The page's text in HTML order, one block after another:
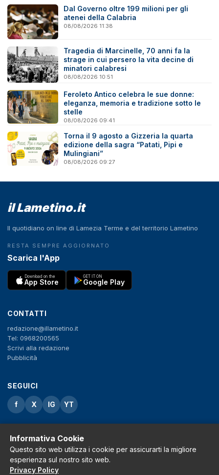
Dal Governo oltre 199 milioni per gli
atenei della Calabria
08/08/2026 11:38
Tragedia di Marcinelle, 70 anni fa la
strage in cui persero la vita decine di
minatori calabresi
08/08/2026 10:51
Feroleto Antico celebra le sue donne:
eleganza, memoria e tradizione sotto le
stelle
08/08/2026 09:41
Torna il 9 agosto a Gizzeria la quarta
edizione della sagra “Patati, Pipi e
Mulingiani”
08/08/2026 09:27
il Lametino.it
Il quotidiano on line di Lamezia Terme e del territorio Lametino
RESTA SEMPRE AGGIORNATO
Scarica l'App
Download on the
App Store
GET IT ON
Google Play
CONTATTI
redazione@illametino.it
Tel: 0968200565
Scrivi alla redazione
Pubblicità
SEGUICI
f X IG YT
Privacy Policy
Cookie Policy
Note legali
La Redazione
Informativa Cookie
Questo sito web utilizza i cookie per assicurarti la migliore
esperienza sul nostro sito web.
Privacy Policy